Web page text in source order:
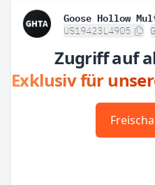
Goose Hollow
US19423L4905
Zugriff auf
Exklusiv für